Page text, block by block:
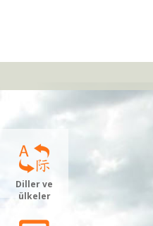
Diller ve
ülkeler